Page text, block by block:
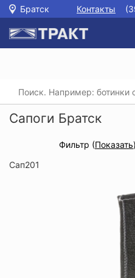
Братск Контакты
Главная / /
Сапоги Братск
Фильтр (Показать)
Сап201